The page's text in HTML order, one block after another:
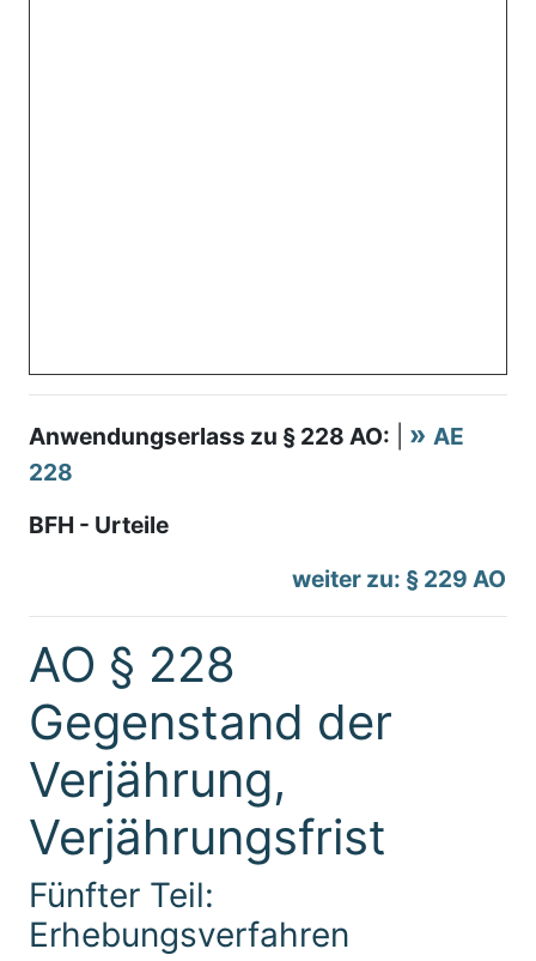
Anwendungserlass zu § 228 AO:
AE
228
BFH - Urteile
weiter zu: § 229 AO
AO § 228
Gegenstand der
Verjährung,
Verjährungsfrist
Fünfter Teil:
Erhebungsverfahren